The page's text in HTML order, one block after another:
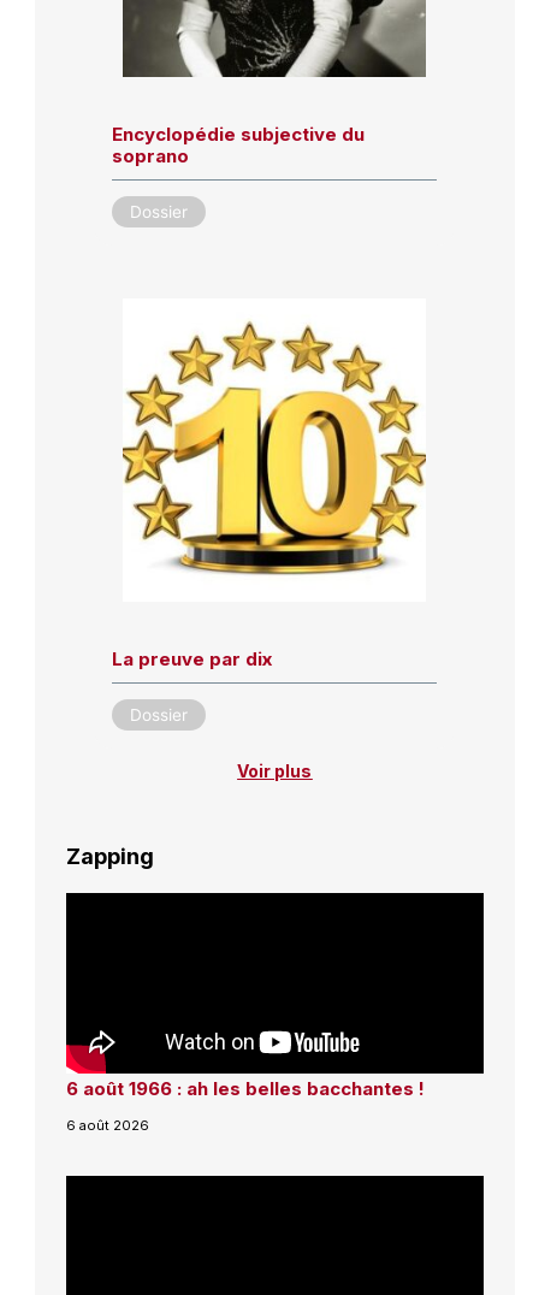
Encyclopédie subjective du
soprano
Dossier
La preuve par dix
Dossier
Voir plus
Zapping
6 août 1966 : ah les belles bacchantes !
6 août 2026